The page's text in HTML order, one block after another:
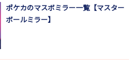
ポケカのマスボミラー一覧【マスター
ボールミラー】